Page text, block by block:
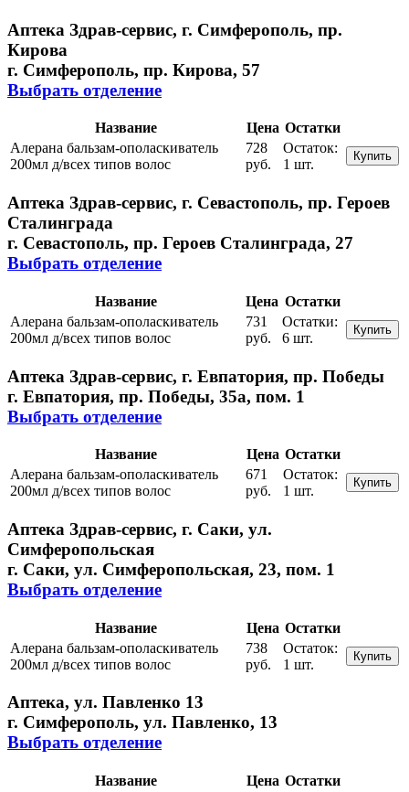
Аптека Здрав-сервис, г. Симферополь, пр.
Кирова
г. Симферополь, пр. Кирова, 57
Выбрать отделение
Название Цена Остатки
Алерана бальзам-ополаскиватель
200мл д/всех типов волос
728
руб.
Остаток:
1 шт.
Купить
Аптека Здрав-сервис, г. Севастополь, пр. Героев
Сталинграда
г. Севастополь, пр. Героев Сталинграда, 27
Выбрать отделение
Название Цена Остатки
Алерана бальзам-ополаскиватель
200мл д/всех типов волос
731
руб.
Остатки:
6 шт.
Купить
Аптека Здрав-сервис, г. Евпатория, пр. Победы
г. Евпатория, пр. Победы, 35а, пом. 1
Выбрать отделение
Название Цена Остатки
Алерана бальзам-ополаскиватель
200мл д/всех типов волос
671
руб.
Остаток:
1 шт.
Купить
Аптека Здрав-сервис, г. Саки, ул.
Симферопольская
г. Саки, ул. Симферопольская, 23, пом. 1
Выбрать отделение
Название Цена Остатки
Алерана бальзам-ополаскиватель
200мл д/всех типов волос
738
руб.
Остаток:
1 шт.
Купить
Аптека, ул. Павленко 13
г. Симферополь, ул. Павленко, 13
Выбрать отделение
Название Цена Остатки